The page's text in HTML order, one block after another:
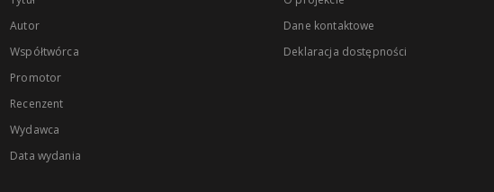
Autor
Współtwórca
Promotor
Recenzent
Wydawca
Data wydania
Dane kontaktowe
Deklaracja dostępności